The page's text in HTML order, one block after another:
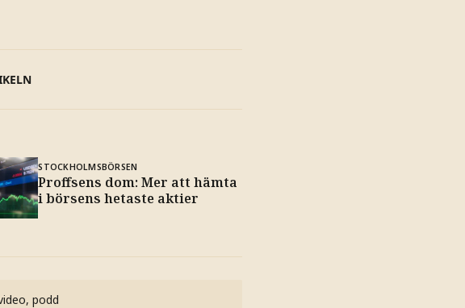
STOCKHOLMSBÖRSEN
Proffsens dom: Mer att hämta
i börsens hetaste aktier
podd